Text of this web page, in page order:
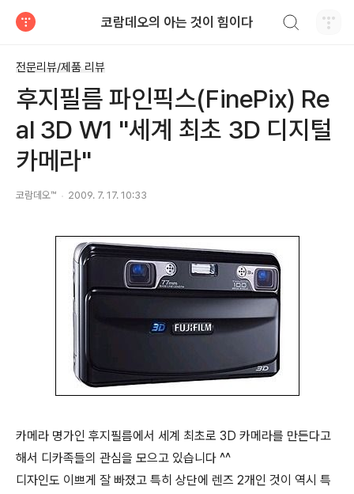
코람데오의 아는 것이 힘이다
전문리뷰/제품 리뷰
후지필름 파인픽스(FinePix) Re
al 3D W1 "세계 최초 3D 디지털
카메라"
코람데오™ 2009. 7. 17. 10:33
카메라 명가인 후지필름에서 세계 최초로 3D 카메라를 만든다고
해서 디카족들의 관심을 모으고 있습니다 ^^
디자인도 이쁘게 잘 빠졌고 특히 상단에 렌즈 2개인 것이 역시 특